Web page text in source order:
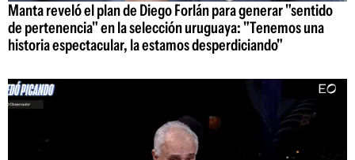
Manta reveló el plan de Diego Forlán para generar "sentido
de pertenencia" en la selección uruguaya: "Tenemos una
historia espectacular, la estamos desperdiciando"